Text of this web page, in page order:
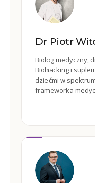
Dr Piotr
Biolog medyczny,
Biohacking i
dziećmi w
frameworka